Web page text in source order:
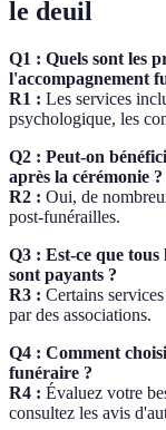
le deuil
Q1 : Quels sont les
l'accompagnement
R1 : Les services
psychologique, les
Q2 : Peut-on
après la cérémonie ?
R2 : Oui, de
post-funérailles.
Q3 : Est-ce que
sont payants ?
R3 : Certains
par des associations.
Q4 : Comment
funéraire ?
R4 : Évaluez votre
consultez les avis